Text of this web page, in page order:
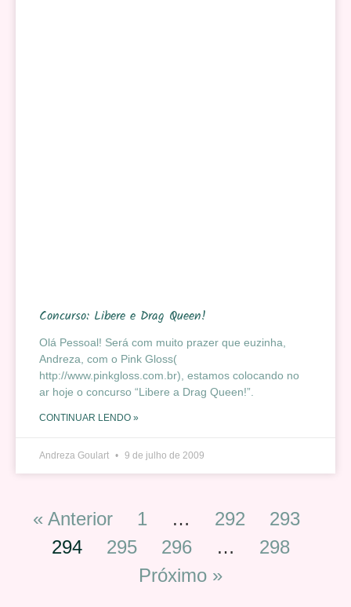
Concurso: Libere e Drag Queen!
Olá Pessoal! Será com muito prazer que euzinha,
Andreza, com o Pink Gloss(
http://www.pinkgloss.com.br), estamos colocando no
ar hoje o concurso “Libere a Drag Queen!”.
CONTINUAR LENDO »
Andreza Goulart 9 de julho de 2009
« Anterior 1 … 292
293
294
295 296 …
298
Próximo »